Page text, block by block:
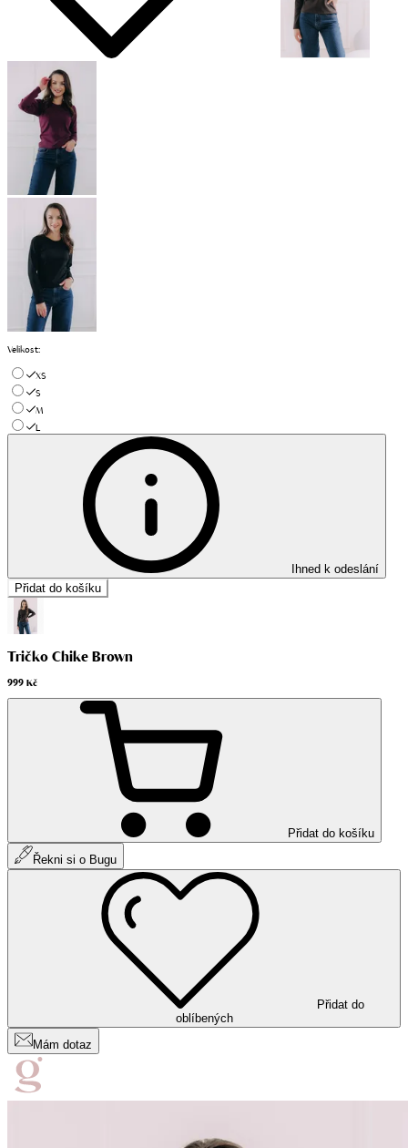
Velikost:
XS
S
M
L
Ihned k odeslání
Přidat do košíku
Tričko Chike Brown
999 Kč
Přidat do košíku
Řekni si o Bugu
Přidat do
oblíbených
Mám dotaz